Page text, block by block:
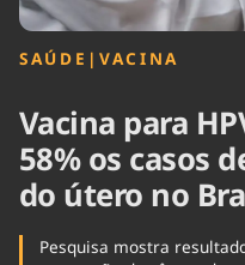
SAÚDE | VACINA
Vacina para
58% os casos
do útero no
Pesquisa mostra